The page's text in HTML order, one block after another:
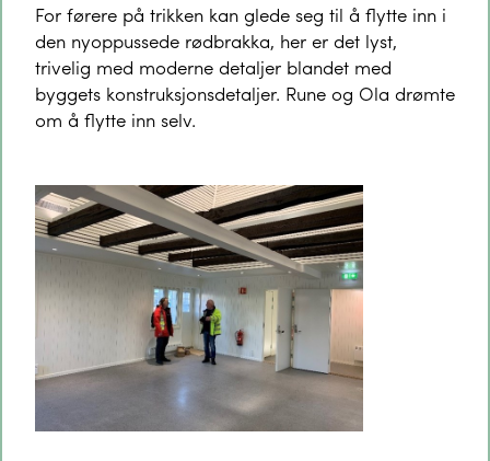
For førere på trikken kan glede seg til å flytte inn i
den nyoppussede rødbrakka, her er det lyst,
trivelig med moderne detaljer blandet med
byggets konstruksjonsdetaljer. Rune og Ola drømte
om å flytte inn selv.